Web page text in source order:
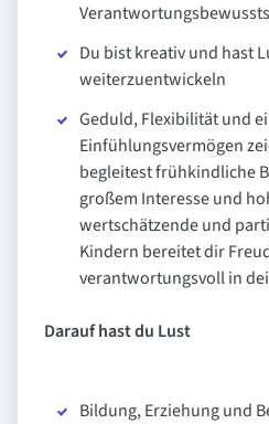
Du bist kreativ und hast
weiterzuentwickeln
Geduld, Flexibilität und
Einfühlungsvermögen
begleitest frühkindliche
großem Interesse und
wertschätzende und
Kindern bereitet dir
verantwortungsvoll in
Darauf hast du Lust
Bildung, Erziehung und